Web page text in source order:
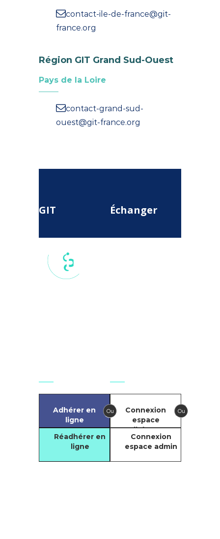
contact-ile-de-france@git-
france.org
Région GIT Grand Sud-Ouest
Pays de la Loire
contact-grand-sud-
ouest@git-france.org
GIT Échanger
Adhérer en
ligne
Ou
Réadhérer en
ligne
Connexion
espace
adhérents
Ou
Connexion
espace admin